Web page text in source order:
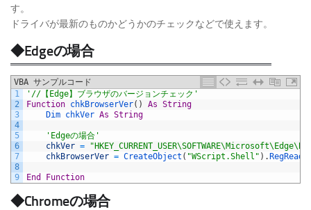
す。
ドライバが最新のものかどうかのチェックなどで使えます。
◆Edgeの場合
VBA サンプルコード
1
2
3
4
5
6
7
8
9
'//【Edge】ブラウザのバージョンチェック'
Function chkBrowserVer( ) As String
Dim chkVer As String
'Edgeの場合'
chkVer =
chkBrowserVer = CreateObject ( "WScript.Shell" ) .RegRead
End Function
◆Chromeの場合